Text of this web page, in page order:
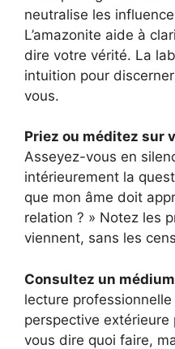
neutralise les
L’amazonite aide à
dire votre vérité. La
intuition pour
vous.
Priez ou méditez sur
Asseyez-vous en
intérieurement la
que mon âme doit
relation ? » Notez les
viennent, sans les
Consultez un
lecture
perspective extérieure
vous dire quoi faire,